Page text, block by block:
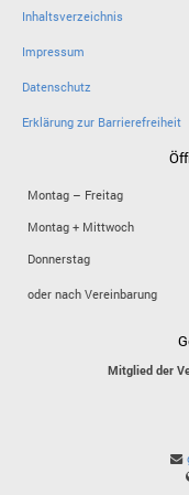
Inhaltsverzeichnis
Impressum
Datenschutz
Erklärung zur Barrierefreiheit
Montag – Freitag
Montag + Mittwoch
Donnerstag
oder nach Vereinbarung
Mitglied der